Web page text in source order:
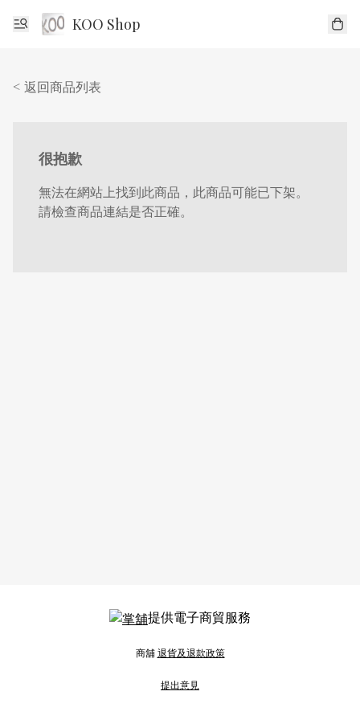
KOO Shop
< 返回商品列表
很抱歉
無法在網站上找到此商品，此商品可能已下架。
請檢查商品連結是否正確。
提供電子商貿服務
商舖退貨及退款政策
提出意見